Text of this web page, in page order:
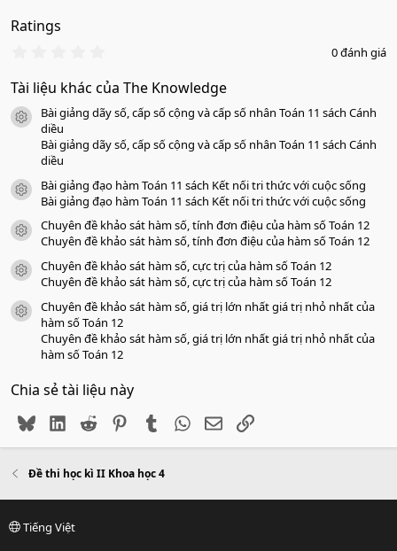
Ratings
0
0
a
0 đánh giá
Tài liệu khác của The Knowledge
icon tài liệu
Bài giảng dãy số, cấp số cộng và cấp số nhân Toán 11 sách Cánh
diều
Bài giảng dãy số, cấp số cộng và cấp số nhân Toán 11 sách Cánh
diều
icon tài liệu
Bài giảng đạo hàm Toán 11 sách Kết nối tri thức với cuộc sống
Bài giảng đạo hàm Toán 11 sách Kết nối tri thức với cuộc sống
icon tài liệu
Chuyên đề khảo sát hàm số, tính đơn điệu của hàm số Toán 12
Chuyên đề khảo sát hàm số, tính đơn điệu của hàm số Toán 12
icon tài liệu
Chuyên đề khảo sát hàm số, cực trị của hàm số Toán 12
Chuyên đề khảo sát hàm số, cực trị của hàm số Toán 12
icon tài liệu
Chuyên đề khảo sát hàm số, giá trị lớn nhất giá trị nhỏ nhất của
hàm số Toán 12
Chuyên đề khảo sát hàm số, giá trị lớn nhất giá trị nhỏ nhất của
hàm số Toán 12
Chia sẻ tài liệu này
BlueskyLinkedIn
Reddit PinterestTumblr WhatsApp
EmailLink
Đề thi học kì II Khoa học 4
Tiếng Việt